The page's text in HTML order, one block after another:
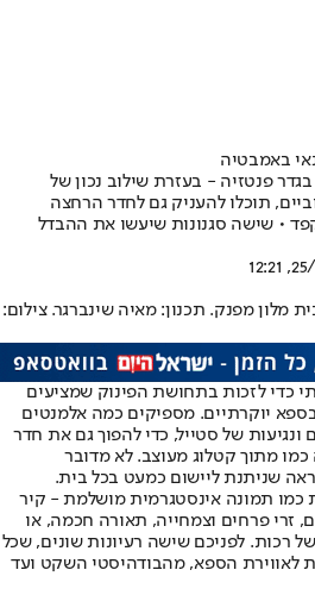
באמבטיה
פנטזיה - בעזרת שילוב נכון של
תוכלו להעניק גם לחדר הרחצה
• שישה סגנונות שיעשו את ההבדל
25/
מלון מפנק. תכנון: מאיה שינברגר. צילום:
כדי לזכות בתחושת הפינוק שמציעים
יוקרתיים. מספיקים כמה אלמנטים
ונגיעות של סטייל, כדי להפוך גם את חדר
מתוך קטלוג מעוצב. לא מדובר
שניתנת ליישום כמעט בכל בית.
כמו תמונה אינסטגרמית מושלמת - קיר
זרי פרחים וצמחייה, תאורה חכמה, או
של רכות. לפניכם שישה רעיונות שונים, שכל
לאווירת הספא, מהבודהיסטי השקט ועד